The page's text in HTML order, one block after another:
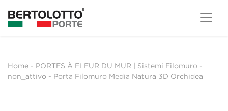
Home - PORTES À FLEUR DU MUR | Sistemi Filomuro -
non_attivo - Porta Filomuro Media Natura 3D Orchidea